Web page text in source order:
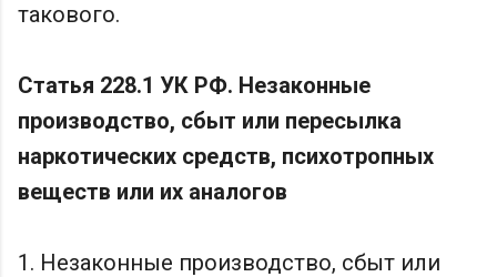
такового.
Статья 228.1 УК РФ. Незаконные
производство, сбыт или пересылка
наркотических средств, психотропных
веществ или их аналогов
1. Незаконные производство, сбыт или